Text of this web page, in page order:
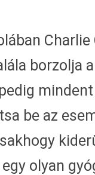
Charlie
borzolja
be az
olyan